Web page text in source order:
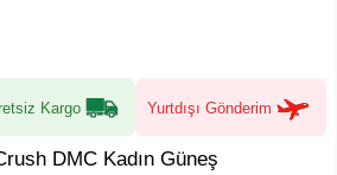
Kargo Yurtdışı Gönderim
DMC Kadın Güneş